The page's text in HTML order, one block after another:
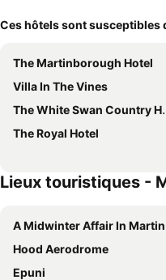
Ces hôtels sont susceptibles
The Martinborough Hotel
Villa In The Vines
The White Swan Country Hotel
The Royal Hotel
Lieux touristiques -
A Midwinter Affair In Martinborough Square
Hood Aerodrome
Epuni